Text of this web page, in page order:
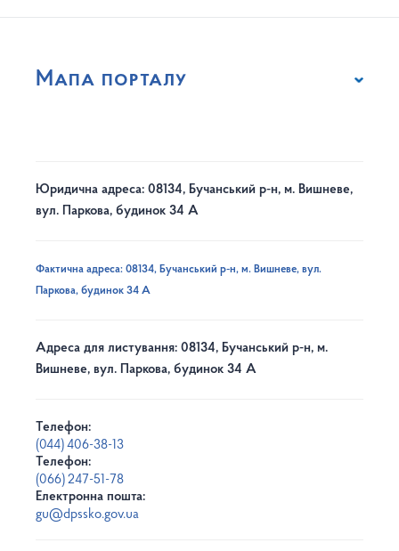
Мапа порталу
Юридична адреса: 08134, Бучанський р-н, м. Вишневе,
вул. Паркова, будинок 34 А
Фактична адреса: 08134, Бучанський р-н, м. Вишневе, вул.
Паркова, будинок 34 А
Адреса для листування: 08134, Бучанський р-н, м.
Вишневе, вул. Паркова, будинок 34 А
Телефон:
(044) 406-38-13
Телефон:
(066) 247-51-78
Електронна пошта:
gu@dpssko.gov.ua